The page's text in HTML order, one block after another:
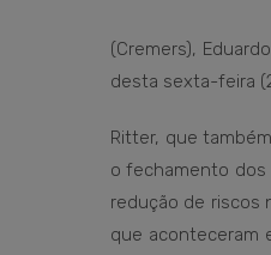
(Cremers),
desta sexta-feira
Ritter, que
o fechamento dos
redução de riscos
que aconteceram